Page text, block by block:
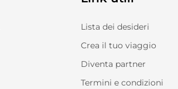
Lista dei desideri
Crea il tuo viaggio
Diventa partner
Termini e condizioni